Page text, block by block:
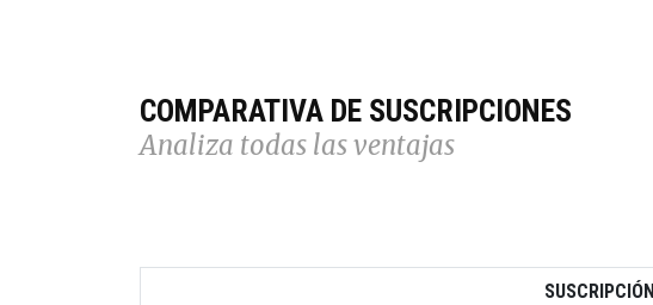
COMPARATIVA DE SUSCRIPCIONES
Analiza todas las ventajas
SUSCRIPCIÓN